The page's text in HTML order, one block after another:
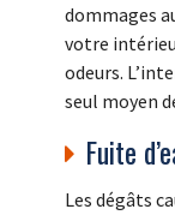
dommages
votre
odeurs.
seul moyen
Fuite
Les dégâts